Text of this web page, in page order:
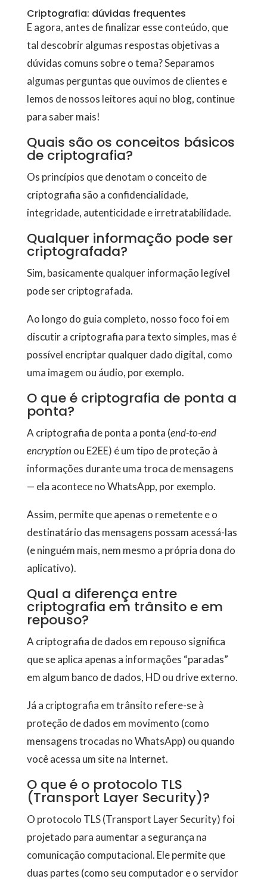
Criptografia: dúvidas frequentes
E agora, antes de finalizar esse conteúdo, que
tal descobrir algumas respostas objetivas a
dúvidas comuns sobre o tema? Separamos
algumas perguntas que ouvimos de clientes e
lemos de nossos leitores aqui no blog, continue
para saber mais!
Quais são os conceitos básicos
de criptografia?
Os princípios que denotam o conceito de
criptografia são a confidencialidade,
integridade, autenticidade e irretratabilidade.
Qualquer informação pode ser
criptografada?
Sim, basicamente qualquer informação legível
pode ser criptografada.
Ao longo do guia completo, nosso foco foi em
discutir a criptografia para texto simples, mas é
possível encriptar qualquer dado digital, como
uma imagem ou áudio, por exemplo.
O que é criptografia de ponta a
ponta?
A criptografia de ponta a ponta (end-to-end
encryptionou E2EE) é um tipo de proteção à
informações durante uma troca de mensagens
— ela acontece no WhatsApp, por exemplo.
Assim, permite que apenas o remetente e o
destinatário das mensagens possam acessá-las
(e ninguém mais, nem mesmo a própria dona do
aplicativo).
Qual a diferença entre
criptografia em trânsito e em
repouso?
A criptografia de dados em repouso significa
que se aplica apenas a informações “paradas”
em algum banco de dados, HD ou drive externo.
Já a criptografia em trânsito refere-se à
proteção de dados em movimento (como
mensagens trocadas no WhatsApp) ou quando
você acessa um site na Internet.
O que é o protocolo TLS
(Transport Layer Security)?
O protocolo TLS (Transport Layer Security) foi
projetado para aumentar a segurança na
comunicação computacional. Ele permite que
duas partes (como seu computador e o servidor